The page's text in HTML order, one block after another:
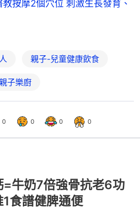
按摩2個穴位 刺激生長發育、
親子-兒童健康飲食
子樂廚
0 0 0 0
=牛奶7倍強骨抗老6功
食譜健脾通便